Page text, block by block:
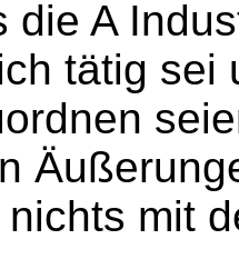
die A
tätig sei
mit